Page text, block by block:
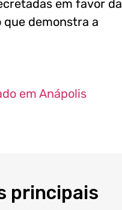
em favor da
que demonstra a
em Anápolis
principais